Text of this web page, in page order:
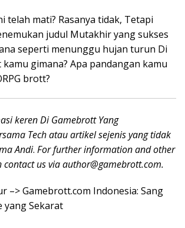
telah mati? Rasanya tidak, Tetapi
judul Mutakhir yang sukses
seperti menunggu hujan turun Di
gimana? Apa pandangan kamu
brott?
keren Di Gamebrott Yang
Tech atau artikel sejenis yang tidak
Andi. For further information and other
contact us viaauthor@gamebrott.com.
–> Gamebrott.com Indonesia: Sang
yang Sekarat